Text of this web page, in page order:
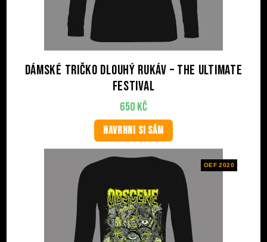
Dámské tričko dlouhý rukáv – The Ultimate
Festival
650 Kč
NAVRHNI SI SÁM
OEF 2020